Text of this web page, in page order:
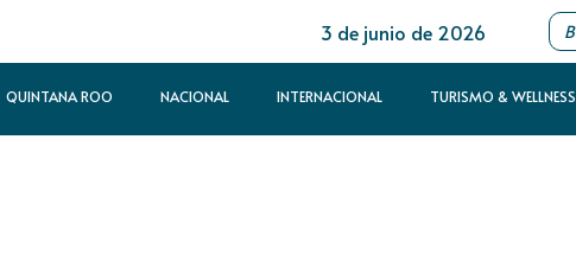
3 de junio de 2026
QUINTANA ROO NACIONAL INTERNACIONAL TURISMO & WELLNESS